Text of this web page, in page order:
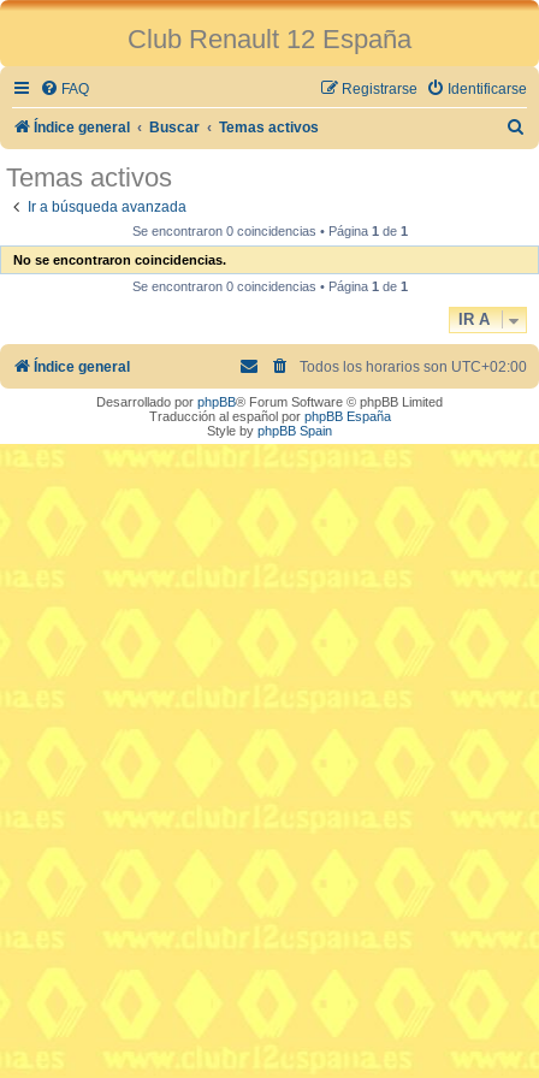
Club Renault 12 España
FAQ Identificarse
Registrarse
Índice general Buscar Temas activos
a
Temas activos
Ir a búsqueda avanzada
Se encontraron 0 coincidencias • Página 1de 1
No se encontraron coincidencias.
Se encontraron 0 coincidencias • Página 1de 1
IR A
Índice general Todos los horarios son UTC+02:00
Desarrollado por phpBB® Forum Software © phpBB Limited
Traducción al español por phpBB España
Style by phpBB Spain